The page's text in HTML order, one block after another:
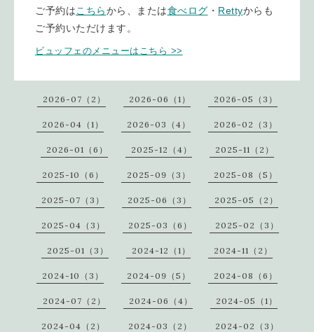
ご予約はこちらから、または食べログ ・ Rettyからも
ご予約いただけます。
ビュッフェのメニューはこちら >>
2026-07（2） 2026-06（1） 2026-05（3）
2026-04（1） 2026-03（4） 2026-02（3）
2026-01（6） 2025-12（4） 2025-11（2）
2025-10（6） 2025-09（3） 2025-08（5）
2025-07（3） 2025-06（3） 2025-05（2）
2025-04（3） 2025-03（6） 2025-02（3）
2025-01（3） 2024-12（1） 2024-11（2）
2024-10（3） 2024-09（5） 2024-08（6）
2024-07（2） 2024-06（4） 2024-05（1）
2024-04（2） 2024-03（2） 2024-02（3）